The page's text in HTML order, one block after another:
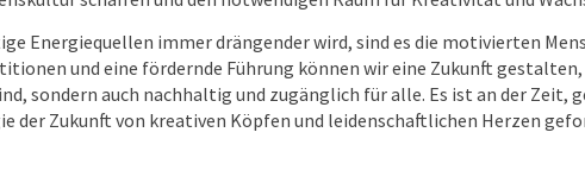
Energiequellen immer drängender wird, sind es die motivierten
und eine fördernde Führung können wir eine Zukunft
sondern auch nachhaltig und zugänglich für alle. Es ist an der Zeit,
der Zukunft von kreativen Köpfen und leidenschaftlichen Herzen